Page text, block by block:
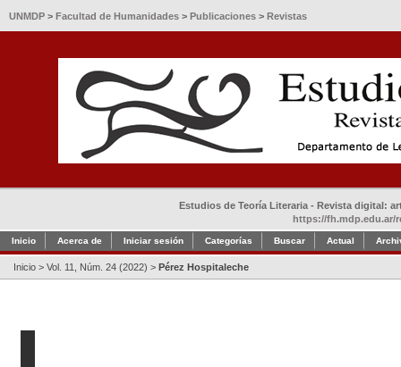
UNMDP > Facultad de Humanidades > Publicaciones > Revistas
Estudios de Teoría Literaria - Revista digital:
https://fh.mdp.edu.ar/
Inicio Acerca de Iniciar sesión Categorías Buscar Actual
Inicio > Vol. 11, Núm. 24 (2022) > Pérez Hospitaleche